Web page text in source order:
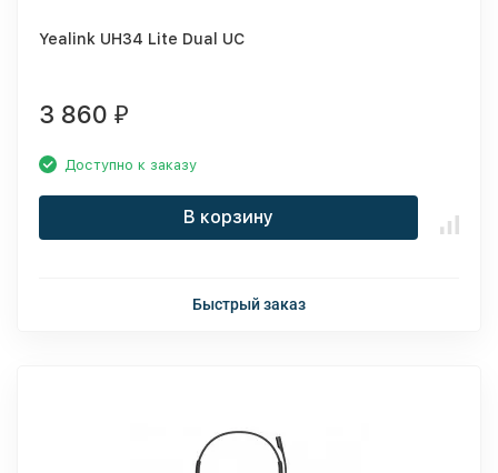
Yealink UH34 Lite Dual UC
3 860 ₽
Доступно к заказу
В корзину
Быстрый заказ